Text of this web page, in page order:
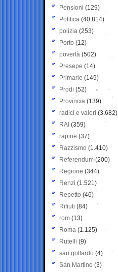
Pensioni (129)
Politica (40.814)
polizia (253)
Porto (12)
povertà (502)
Presepe (14)
Primarie (149)
Prodi (52)
Provincia (139)
radici e valori (3.682)
RAI (359)
rapine (37)
Razzismo (1.410)
Referendum (200)
Regione (344)
Renzi (1.521)
Repetto (46)
Rifiuti (84)
rom (13)
Roma (1.125)
Rutelli (9)
san gottardo (4)
San Martino (3)